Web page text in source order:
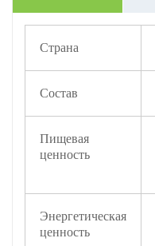
Страна
Состав
Пищевая
ценность
Энергетическая
ценность